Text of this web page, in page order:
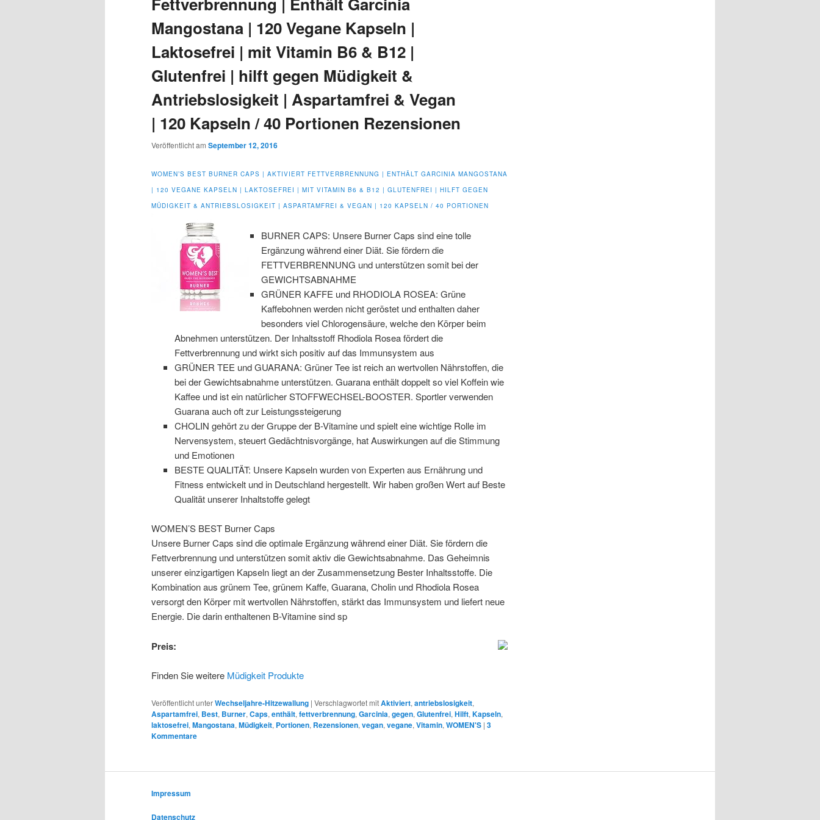
Mangostana | 120 Vegane Kapseln |
Laktosefrei | mit Vitamin B6 & B12 |
Glutenfrei | hilft gegen Müdigkeit &
Antriebslosigkeit | Aspartamfrei & Vegan
| 120 Kapseln / 40 Portionen Rezensionen
Veröffentlicht am September 12, 2016
WOMEN’S BEST BURNER CAPS | AKTIVIERT FETTVERBRENNUNG | ENTHÄLT GARCINIA MANGOSTANA
| 120 VEGANE KAPSELN | LAKTOSEFREI | MIT VITAMIN B6 & B12 | GLUTENFREI | HILFT GEGEN
MÜDIGKEIT & ANTRIEBSLOSIGKEIT | ASPARTAMFREI & VEGAN | 120 KAPSELN / 40 PORTIONEN
BURNER CAPS: Unsere Burner Caps sind eine tolle
Ergänzung während einer Diät. Sie fördern die
FETTVERBRENNUNG und unterstützen somit bei der
GEWICHTSABNAHME
GRÜNER KAFFE und RHODIOLA ROSEA: Grüne
Kaffebohnen werden nicht geröstet und enthalten daher
besonders viel Chlorogensäure, welche den Körper beim
Abnehmen unterstützen. Der Inhaltsstoff Rhodiola Rosea fördert die
Fettverbrennung und wirkt sich positiv auf das Immunsystem aus
GRÜNER TEE und GUARANA: Grüner Tee ist reich an wertvollen Nährstoffen, die
bei der Gewichtsabnahme unterstützen. Guarana enthält doppelt so viel Koffein wie
Kaffee und ist ein natürlicher STOFFWECHSEL-BOOSTER. Sportler verwenden
Guarana auch oft zur Leistungssteigerung
CHOLIN gehört zu der Gruppe der B-Vitamine und spielt eine wichtige Rolle im
Nervensystem, steuert Gedächtnisvorgänge, hat Auswirkungen auf die Stimmung
und Emotionen
BESTE QUALITÄT: Unsere Kapseln wurden von Experten aus Ernährung und
Fitness entwickelt und in Deutschland hergestellt. Wir haben großen Wert auf Beste
Qualität unserer Inhaltstoffe gelegt
WOMEN’S BEST Burner Caps
Unsere Burner Caps sind die optimale Ergänzung während einer Diät. Sie fördern die
Fettverbrennung und unterstützen somit aktiv die Gewichtsabnahme. Das Geheimnis
unserer einzigartigen Kapseln liegt an der Zusammensetzung Bester Inhaltsstoffe. Die
Kombination aus grünem Tee, grünem Kaffe, Guarana, Cholin und Rhodiola Rosea
versorgt den Körper mit wertvollen Nährstoffen, stärkt das Immunsystem und liefert neue
Energie. Die darin enthaltenen B-Vitamine sind sp
Preis:
Finden Sie weitere Müdigkeit Produkte
Veröffentlicht unterWechseljahre-Hitzewallung | Verschlagwortet mitAktiviert,antriebslosigkeit,
Aspartamfrei, Best, Burner,Caps,enthält,fettverbrennung,Garcinia,gegen,Glutenfrei,Hilft,Kapseln,
laktosefrei,Mangostana,Müdigkeit, Portionen, Rezensionen,vegan,vegane,Vitamin,WOMEN'S | 3
Kommentare
Impressum
Datenschutz